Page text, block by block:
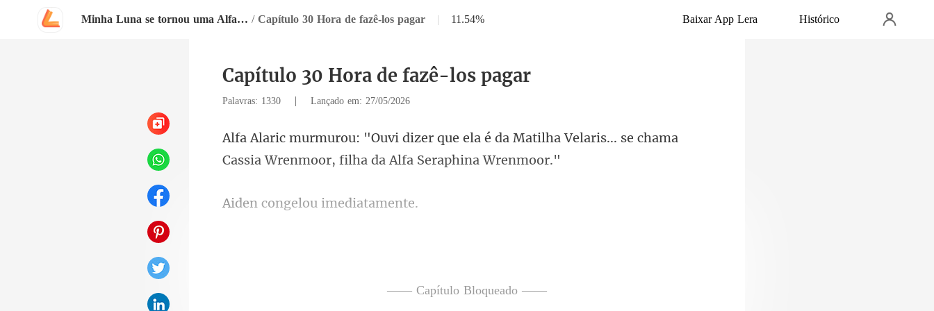
Minha Luna se tornou uma Alfa depois que a rejeitei / Capítulo 30 Hora de fazê-los pagar | 11.54% Baixar App Lera Histórico
Capítulo 30 Hora de fazê-los pagar
Palavras: 1330 | Lançado em: 27/05/2026
é da Matilha Velaris... se chama
Cassia Wr
elou imedi
—— Capítulo Bloqueado ——